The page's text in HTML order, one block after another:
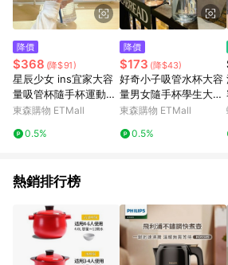
殊活動時開放「回饋無上限」)，以同一訂單中
計算，並依訂單成立時間當下LINE購物所設定
如顯示之商品規格、顏色、價位、贈品與東森
頁不符，以銷售網頁標示為準。 9. 若有贈點爭
日期+180天以內至LINE購物客服洽詢；若超
行申訴，恕無法贈點回饋。 10. 部分點數紅包
用，或不適用於無回饋商品。各點數紅包之適
請依點數紅包頁面規則為準。
降價
$368 (降$91)
星辰少女 ins宜家大容
量吸管杯隨手杯運動水
杯
東森購物 ETMall
0.5%
降價
$173 (降$43)
好奇小子吸管水杯大容
量男女隨手杯學生大人
夏天用運動塑料水杯子
東森購物 ETMall
0.5%
熱銷排行榜